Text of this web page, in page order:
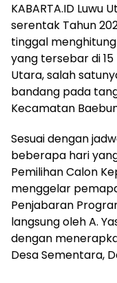
KABARTA.ID Luwu
serentak Tahun
tinggal
yang tersebar di
Utara, salah
bandang pada
Kecamatan
Sesuai dengan
beberapa hari
Pemilihan Calon
menggelar
Penjabaran
langsung oleh A.
dengan
Desa Sementara,